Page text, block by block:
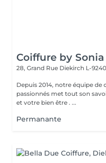
Coiffure by Sonia
28, Grand Rue Diekirch L-9240
Depuis 2014, notre équipe
passionnés met tout son
et votre bien être . ...
Permanante